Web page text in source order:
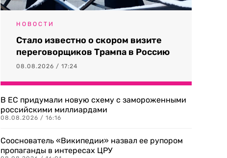
НОВОСТИ
Стало известно о скором визите
переговорщиков Трампа в Россию
08.08.2026 / 17:24
В ЕС придумали новую схему с замороженными
российскими миллиардами
08.08.2026 / 16:16
Сооснователь «Википедии» назвал ее рупором
пропаганды в интересах ЦРУ